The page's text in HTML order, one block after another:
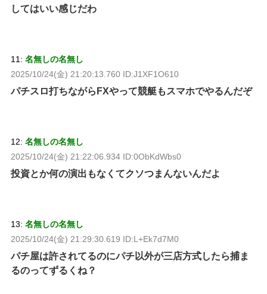
してはいい感じだわ
11: 名無しの名無し
2025/10/24(金) 21:20:13.760 ID:J1XF1O610
パチスロ打ちながらFXやって競艇もスマホでやるんだぞ
12: 名無しの名無し
2025/10/24(金) 21:22:06.934 ID:0ObKdWbs0
投資とか何の演出もなくてクソつまんないんだよ
13: 名無しの名無し
2025/10/24(金) 21:29:30.619 ID:L+Ek7d7M0
パチ屋は許されてるのにパチ以外が三店方式したら捕ま
るのってずるくね？